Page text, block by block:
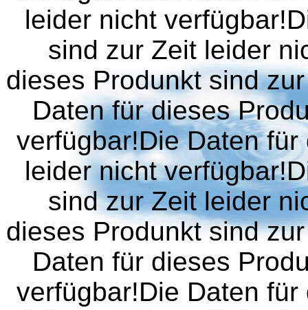
leider nicht
sind zur Zeit leider
dieses Produnkt sind
Daten für dieses
verfügbar!Die Daten
leider nicht
sind zur Zeit leider
dieses Produnkt sind
Daten für dieses
verfügbar!Die Daten